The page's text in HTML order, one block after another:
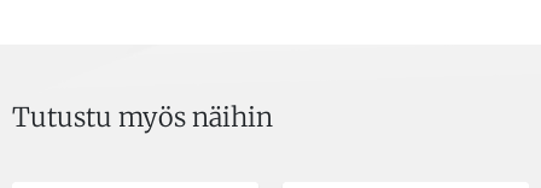
Tutustu myös näihin